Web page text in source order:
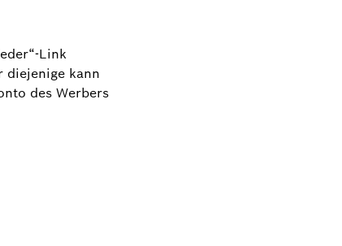
Link
diejenige kann
des Werbers